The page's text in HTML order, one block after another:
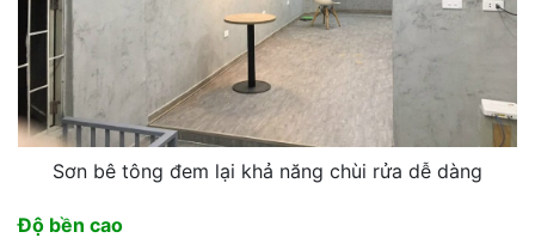
Sơn bê tông đem lại khả năng chùi rửa dễ dàng
Độ bền cao